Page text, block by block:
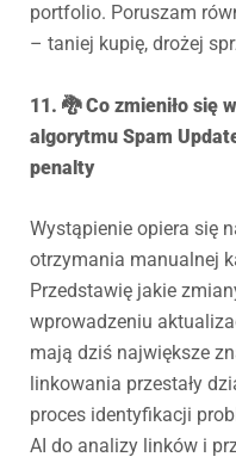
portfolio. Poruszam
– taniej kupię, drożej
11. 🐉 Co zmieniło się
algorytmu Spam
penalty
Wystąpienie opiera się
otrzymania manualnej
Przedstawię jakie
wprowadzeniu
mają dziś największe
linkowania przestały
proces identyfikacji
AI do analizy linków i